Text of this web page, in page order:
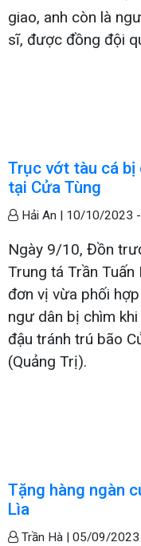
giao, anh còn là
sĩ, được đồng đội
Trục vớt tàu cá bị
tại Cửa Tùng
Hải An | 10/10/2023
Ngày 9/10, Đồn
Trung tá Trần
đơn vị vừa phối
ngư dân bị chìm
đậu tránh trú bão
(Quảng Trị).
Tặng hàng ngàn
Lìa
Trần Hà | 05/09/2023